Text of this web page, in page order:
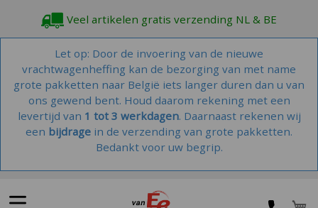
Veel artikelen gratis verzending NL & BE
Let op: Door de invoering van de nieuwe
vrachtwagenheffing kan de bezorging van met name
grote pakketten naar België iets langer duren dan u van
ons gewend bent. Houd daarom rekening met een
levertijd van 1 tot 3 werkdagen. Daarnaast rekenen wij
een bijdrage in de verzending van grote pakketten.
Bedankt voor uw begrip.